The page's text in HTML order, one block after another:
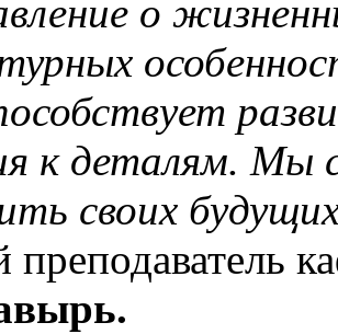
о
к деталям. Мы
своих
преподаватель